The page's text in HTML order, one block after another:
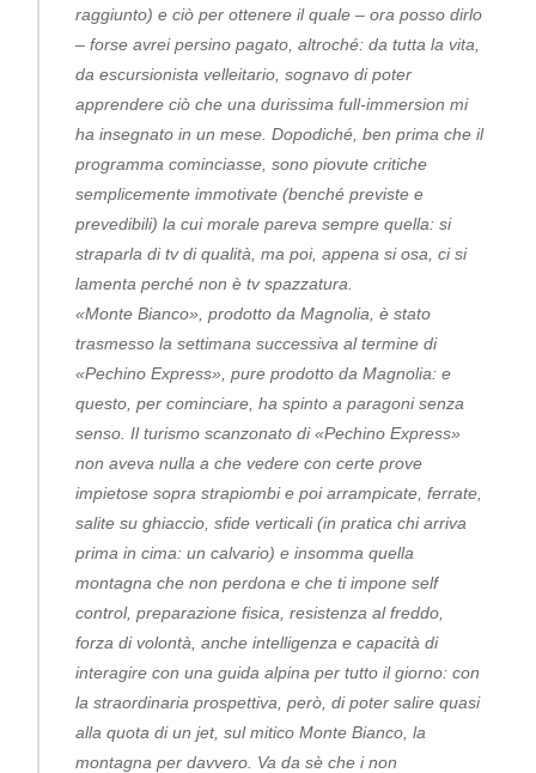
raggiunto) e ciò per ottenere il quale – ora posso dirlo
– forse avrei persino pagato, altroché: da tutta la vita,
da escursionista velleitario, sognavo di poter
apprendere ciò che una durissima full-immersion mi
ha insegnato in un mese. Dopodiché, ben prima che il
programma cominciasse, sono piovute critiche
semplicemente immotivate (benché previste e
prevedibili) la cui morale pareva sempre quella: si
straparla di tv di qualità, ma poi, appena si osa, ci si
lamenta perché non è tv spazzatura.
«Monte Bianco», prodotto da Magnolia, è stato
trasmesso la settimana successiva al termine di
«Pechino Express», pure prodotto da Magnolia: e
questo, per cominciare, ha spinto a paragoni senza
senso. Il turismo scanzonato di «Pechino Express»
non aveva nulla a che vedere con certe prove
impietose sopra strapiombi e poi arrampicate, ferrate,
salite su ghiaccio, sfide verticali (in pratica chi arriva
prima in cima: un calvario) e insomma quella
montagna che non perdona e che ti impone self
control, preparazione fisica, resistenza al freddo,
forza di volontà, anche intelligenza e capacità di
interagire con una guida alpina per tutto il giorno: con
la straordinaria prospettiva, però, di poter salire quasi
alla quota di un jet, sul mitico Monte Bianco, la
montagna per davvero. Va da sè che i non